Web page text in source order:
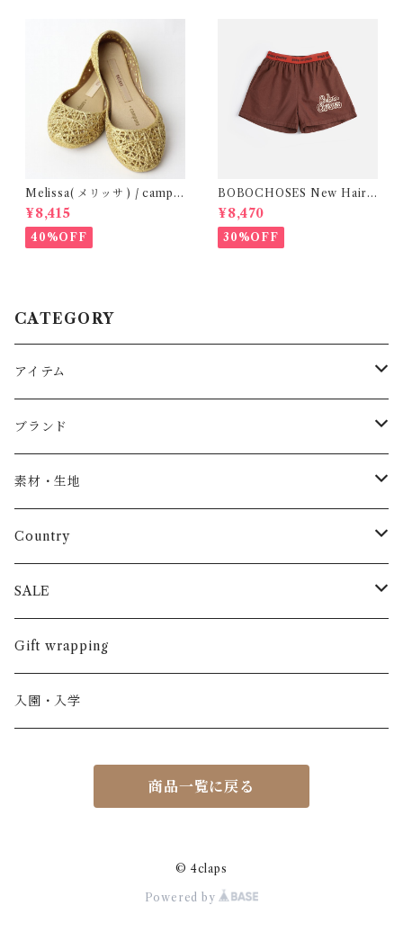
Melissa( メリッサ ) / campa
na ( Gold )36/38
¥8,415
40%OFF
BOBOCHOSES New Hairli
ne denim bermuda shorts /
2-6Y
¥8,470
30%OFF
CATEGORY
アイテム
Baby
トップス
長袖
半袖
パンツ
長ズボン
半ズボン
スカート
ワンピース
カーディガン / 羽織もの
ブランド
AS WE GROW
ARCH&LINE
BABE & TESS
BOBOCHOSES
BONHEUR DU JOUR
素材・生地
コットン 100%
リネン( 麻 )
ウール
アルパカ
Country
France / フランス
Italy / イタリア
NY / ニューヨーク
Spain / スペイン
SALE
男の子
女の子
くつ・帽子・Bag
Gift wrapping
入園・入学
商品一覧に戻る
© 4claps
Powered by